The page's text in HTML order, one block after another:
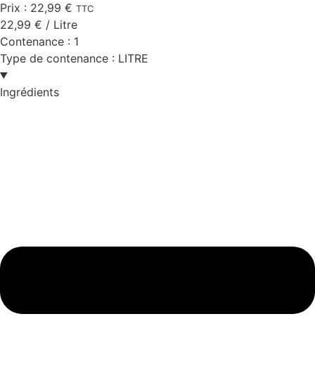
Prix : 22,99 € TTC
22,99 € / Litre
Contenance : 1
Type de contenance : LITRE
Ingrédients